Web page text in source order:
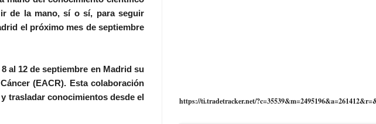
de la mano, sí o sí, para seguir
el próximo mes de septiembre
al 12 de septiembre en Madrid su
(EACR). Esta colaboración
trasladar conocimientos desde el
https://ti.tradetracker.net/